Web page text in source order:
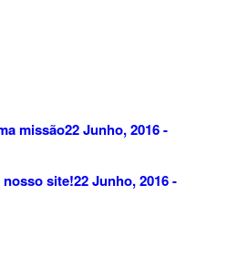
missão22 Junho, 2016 -
nosso site!22 Junho, 2016 -